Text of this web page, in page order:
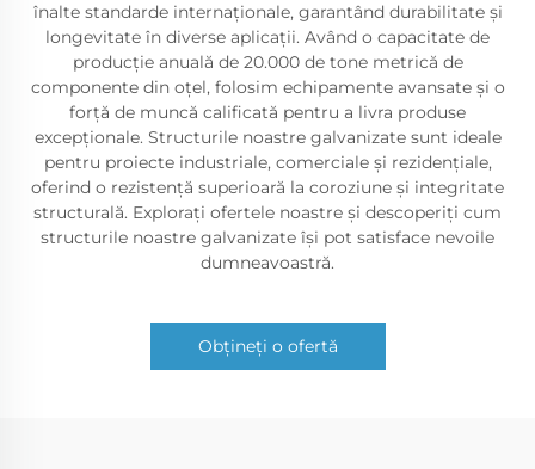
înalte standarde internaționale, garantând durabilitate și
longevitate în diverse aplicații. Având o capacitate de
producție anuală de 20.000 de tone metrică de
componente din oțel, folosim echipamente avansate și o
forță de muncă calificată pentru a livra produse
excepționale. Structurile noastre galvanizate sunt ideale
pentru proiecte industriale, comerciale și rezidențiale,
oferind o rezistență superioară la coroziune și integritate
structurală. Explorați ofertele noastre și descoperiți cum
structurile noastre galvanizate își pot satisface nevoile
dumneavoastră.
Obțineți o ofertă